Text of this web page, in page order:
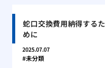
蛇口交換費用納得するた
めに
2025.07.07
未分類